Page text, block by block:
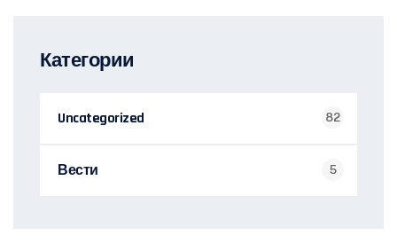
Категории
Uncategorized 82
Вести 5